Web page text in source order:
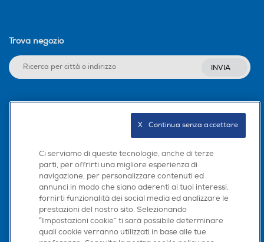
Trova negozio
INVIA
Scarica la nostra app
Ci serviamo di queste tecnologie, anche di terze
parti, per offrirti una migliore esperienza di
navigazione, per personalizzare contenuti ed
annunci in modo che siano aderenti ai tuoi interessi,
fornirti funzionalità dei social media ed analizzare le
prestazioni del nostro sito. Selezionando
“Impostazioni cookie” ti sarà possibile determinare
quali cookie verranno utilizzati in base alle tue
X   Continua senza accettare